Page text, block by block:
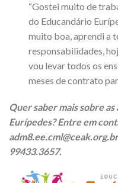
“Gostei muito de
do Educandário
muito boa, aprendi a
responsabilidades,
vou levar todos os
meses de contrato
Quer saber mais sobre
Eurípedes? Entre em
99433.3657.